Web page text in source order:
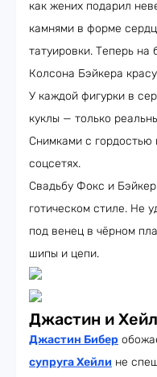
как жених подарил
камнями в форме
татуировки. Теперь
Колсона Бэйкера
У каждой фигурки в
куклы — только
Снимками с гордостью
соцсетях.
Свадьбу Фокс и
готическом стиле. Не
под венец в чёрном
шипы и цепи.
Джастин и
Джастин Бибер
супруга Хейли не